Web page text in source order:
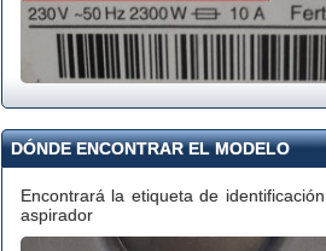
DÓNDE ENCONTRAR EL MODELO
Encontrará la etiqueta de
aspirador